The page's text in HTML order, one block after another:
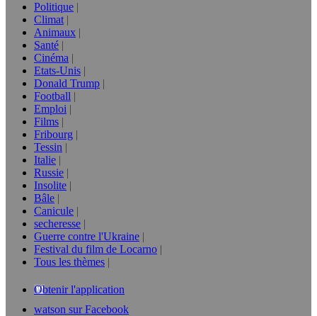
Politique
Climat
Animaux
Santé
Cinéma
Etats-Unis
Donald Trump
Football
Emploi
Films
Fribourg
Tessin
Italie
Russie
Insolite
Bâle
Canicule
secheresse
Guerre contre l'Ukraine
Festival du film de Locarno
Tous les thèmes
Obtenir l'application
watson sur Facebook